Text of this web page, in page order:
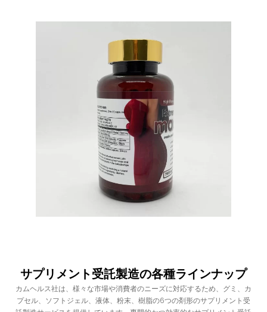
サプリメント受託製造の各種ラインナップ
カムヘルス社は、様々な市場や消費者のニーズに対応するため、グミ、カ
プセル、ソフトジェル、液体、粉末、樹脂の6つの剤形のサプリメント受